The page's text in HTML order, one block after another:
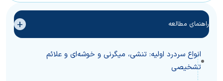
راهنمای مطالعه +
انواع سردرد اولیه: تنشی، میگرنی و خوشه‌ای و علائم
تشخیصی